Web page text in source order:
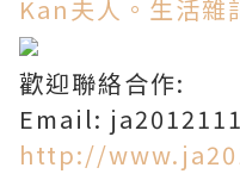
Kan夫人。生活雜
歡迎聯絡合作:
Email:
http://